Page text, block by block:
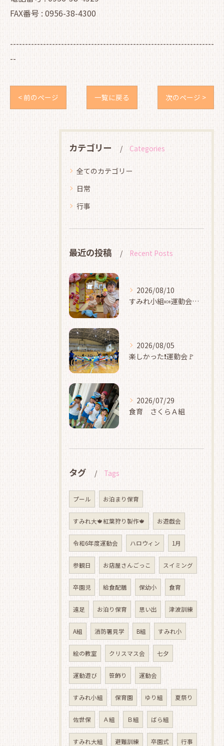
FAX番号 : 0956-38-4300
--------------------------------------------------------------------
--
< 前のページ 一覧に戻る 次のページ >
カテゴリー Categories
全てのカテゴリー
日常
行事
最近の投稿 Recent Posts
2026/08/10
すみれ小組🍬運動会ごっこ
2026/08/05
楽しかった❗運動会🚩
2026/07/29
食育 さくらＡ組
タグ Tags
プール お泊まり保育
すみれ大🍁紅葉狩り製作🍁 お遊戯会
令和6年度運動会 ハロウィン 1月
参観日 お店屋さんごっこ スイミング
卒園児 給食配膳 保幼小 食育
遠足 お泊り保育 思い出 津波訓練
A組 消防署見学 B組 すみれ小
絵の教室 クリスマス会 七夕
運動遊び 笹飾り 運動会
すみれ小組 保育園 ゆり組 夏祭り
佐世保 Ａ組 Ｂ組 ばら組
すみれ大組 避難訓練 卒園式 行事